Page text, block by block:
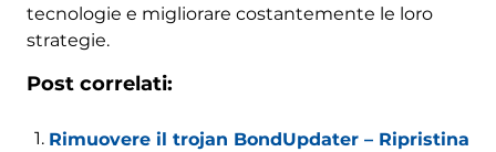
tecnologie e migliorare costantemente le loro
strategie.
Post correlati:
Rimuovere il trojan BondUpdater – Ripristina